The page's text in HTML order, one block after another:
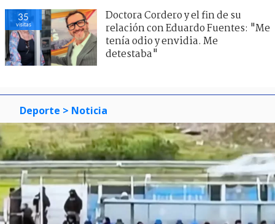
35
visitas
Doctora Cordero y el fin de su
relación con Eduardo Fuentes: "Me
tenía odio y envidia. Me
detestaba"
Deporte > Noticia